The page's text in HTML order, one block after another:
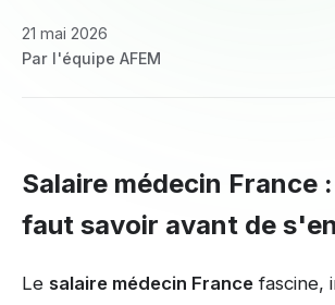
21 mai 2026
Par l'équipe AFEM
Salaire médecin France
faut savoir avant de
Le salaire médecin France fascine,